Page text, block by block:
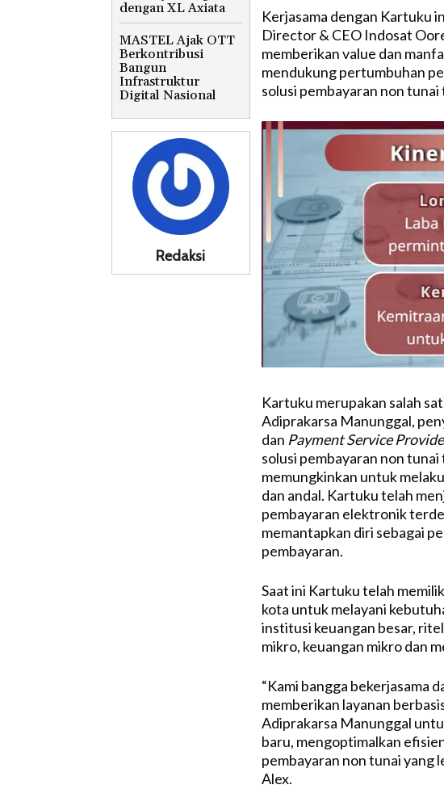
dengan XL Axiata
MASTEL Ajak OTT
Berkontribusi
Bangun
Infrastruktur
Digital Nasional
Redaksi
Kerjasama dengan Kartuku
Director & CEO Indosat
memberikan value dan
mendukung pertumbuhan
solusi pembayaran non
Kartuku merupakan salah
Adiprakarsa Manunggal,
dan Payment Service
solusi pembayaran non
memungkinkan untuk
dan andal. Kartuku telah
pembayaran elektronik
memantapkan diri sebagai
pembayaran.
Saat ini Kartuku telah
kota untuk melayani
institusi keuangan besar,
mikro, keuangan mikro dan
“Kami bangga bekerjasama
memberikan layanan
Adiprakarsa Manunggal
baru, mengoptimalkan
pembayaran non tunai yang
Alex.